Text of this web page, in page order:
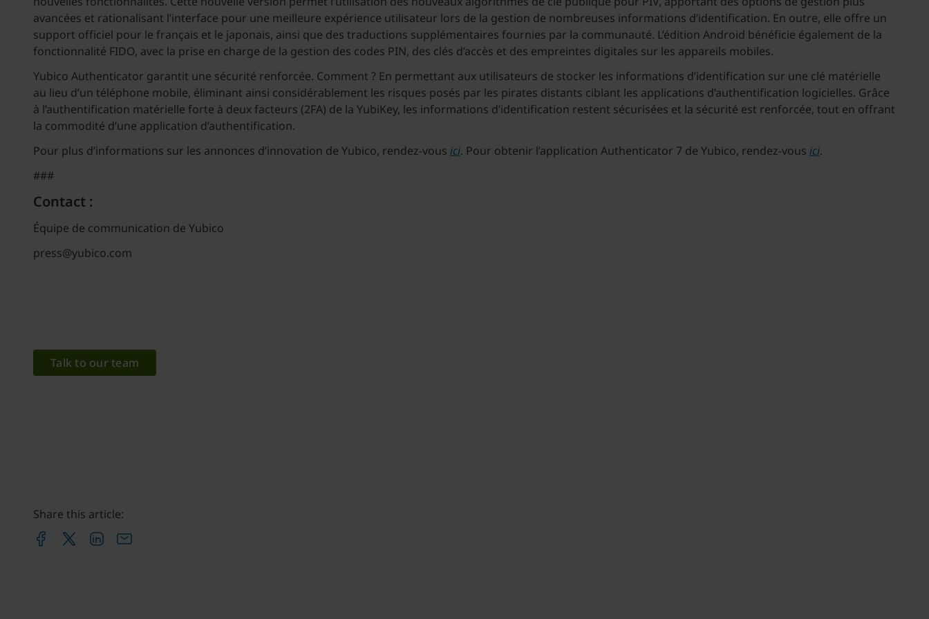
avancées et rationalisant l’interface pour une meilleure expérience utilisateur lors de la gestion de nombreuses informations d’identification. En outre, elle offre un
support officiel pour le français et le japonais, ainsi que des traductions supplémentaires fournies par la communauté. L’édition Android bénéficie également de la
fonctionnalité FIDO, avec la prise en charge de la gestion des codes PIN, des clés d’accès et des empreintes digitales sur les appareils mobiles.
Yubico Authenticator garantit une sécurité renforcée. Comment ? En permettant aux utilisateurs de stocker les informations d’identification sur une clé matérielle
au lieu d’un téléphone mobile, éliminant ainsi considérablement les risques posés par les pirates distants ciblant les applications d’authentification logicielles. Grâce
à l’authentification matérielle forte à deux facteurs (2FA) de la YubiKey, les informations d’identification restent sécurisées et la sécurité est renforcée, tout en offrant
la commodité d’une application d’authentification.
Pour plus d’informations sur les annonces d’innovation de Yubico, rendez-vous ici. Pour obtenir l’application Authenticator 7 de Yubico, rendez-vous ici.
###
Contact :
Équipe de communication de Yubico
press@yubico.com
Talk to our team
Share this article: